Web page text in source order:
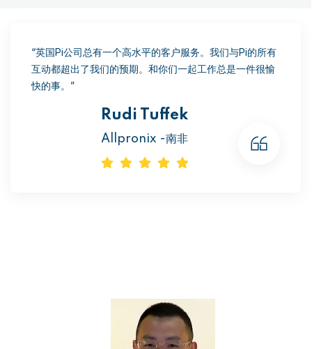
“英国Pi公司总有一个高水平的客户服务。我们与Pi的所有
互动都超出了我们的预期。和你们一起工作总是一件很愉
快的事。”
Rudi Tuffek
Allpronix -南非